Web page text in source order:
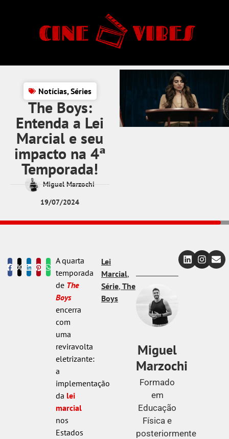
Notícias,Séries
The Boys:
Entenda a Lei
Marcial e seu
impacto na 4ª
Temporada!
Miguel Marzochi
19/07/2024
A quarta
temporada
de The
Boys
encerra
com
uma
reviravolta
eletrizante:
a
implementação
da lei
marcial
nos
Estados
Lei
Marcial,
Série,The
Boys
Miguel
Marzochi
Formado
em
Educação
Física e
posteriormente